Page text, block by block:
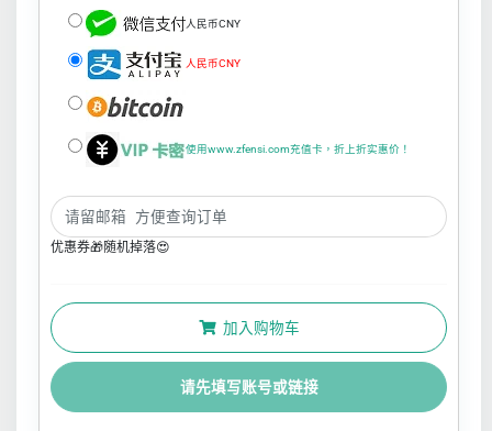
人民币CNY
人民币CNY
使用www.zfensi.com充值卡，折上折实惠价！
优惠券🎁随机掉落😍
加入购物车
请先填写账号或链接